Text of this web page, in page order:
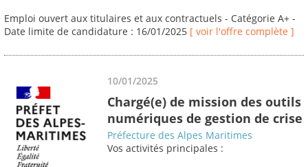
Emploi ouvert aux titulaires et aux contractuels - Catégorie A+ -
Date limite de candidature : 16/01/2025 [ voir l'offre complète ]
10/01/2025
Chargé(e) de mission des outils
numériques de gestion de crise
Préfecture des Alpes Maritimes
Vos activités principales :